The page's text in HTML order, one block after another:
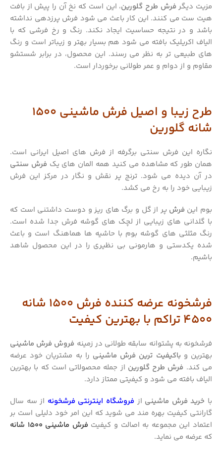
مزیت دیگر فرش طرح گلورین، این است که نخ آن را پیش از بافت
هیت ست می کنند. این کار باعث می شود فرش پرزدهی نداشته
باشد و در نتیجه حساسیت ایجاد نکند. رنگ و رخ فرشی که با
الیاف اکریلیک بافته می شود هم بسیار بهتر و زیباتر است و رنگ
های طبیعی تر به نظر می رسند. این محصول، در برابر شستشو
مقاوم و از دوام و عمر طولانی برخوردار است.
طرح زیبا و اصیل فرش ماشینی 1500
شانه گلورین
نگاره این فرش سنتی برگرفه از فرش های اصیل ایرانی است.
همان طور که مشاهده می کنید همه المان های یک فرش سنتی
در آن دیده می شود. ترنج پر نقش و نگار در مرکز این فرش
زیبایی خود را به رخ می کشد.
بوم این فرش پر از گل و برگ های ریز و دوست داشتنی است که
با گلدانی های زیبایی از لچک های گوشه فرش جدا شده است.
رنگ مثلثی های گوشه بوم با حاشیه ها هماهنگ است و باعث
شده یکدستی و هارمونی بی نظیری را در این محصول شاهد
باشیم.
فرشخونه عرضه کننده فرش 1500 شانه
4500 تراکم با بهترین کیفیت
فرشخونه به پشتوانه سابقه طولانی در زمینه فروش فرش ماشینی
بهترین و باکیفیت ترین فرش ماشینی را به مشتریان خود عرضه
می کند. فرش طرح گلورین از جمله محصولاتی است که با بهترین
الیاف بافته می شود و کیفیتی ممتاز دارد.
با خرید فرش ماشینی از فروشگاه اینترنتی فرشخونه از سه سال
گارانتی کیفیت بهره مند می شوید که این امر خود دلیلی است بر
اعتماد این مجموعه به اصالت و کیفیت فرش ماشینی 1500 شانه
که عرضه می نماید.